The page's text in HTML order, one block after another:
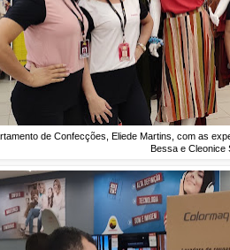
de Confecções, Eliede Martins, com as
Bessa e Cleonice